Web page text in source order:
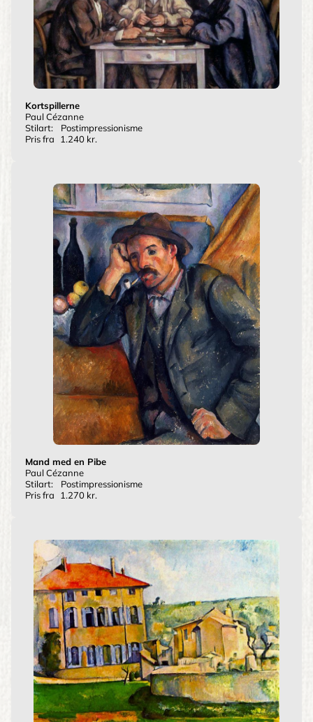
Kortspillerne
Paul Cézanne
Stilart:
Postimpressionisme
Pris fra
1.240 kr.
Mand med en Pibe
Paul Cézanne
Stilart:
Postimpressionisme
Pris fra
1.270 kr.